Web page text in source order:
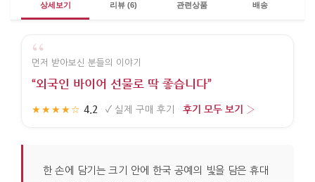
상세보기 리뷰 (6) 관련상품 배송
“
먼저 받아보신 분들의 이야기
“외국인 바이어 선물로 딱 좋습니다”
★★★★☆ 4.2 · ✓ 실제 구매 후기 · 후기 모두 보기 ›
한 손에 담기는 크기 안에 한국 공예의 빛을 담은 휴대